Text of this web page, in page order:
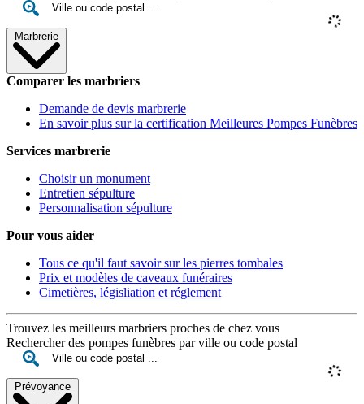
Marbrerie
Comparer les marbriers
Demande de devis marbrerie
En savoir plus sur la certification Meilleures Pompes Funèbres
Services marbrerie
Choisir un monument
Entretien sépulture
Personnalisation sépulture
Pour vous aider
Tous ce qu'il faut savoir sur les pierres tombales
Prix et modèles de caveaux funéraires
Cimetières, législiation et réglement
Trouvez les meilleurs marbriers proches de chez vous
Rechercher des pompes funèbres par ville ou code postal
Prévoyance